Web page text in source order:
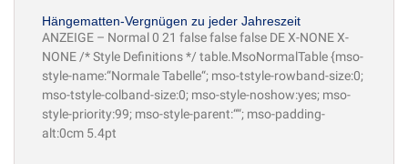
Hängematten-Vergnügen zu jeder Jahreszeit
ANZEIGE – Normal 0 21 false false false DE X-NONE X-
NONE /* Style Definitions */ table.MsoNormalTable {mso-
style-name:“Normale Tabelle“; mso-tstyle-rowband-size:0;
mso-tstyle-colband-size:0; mso-style-noshow:yes; mso-
style-priority:99; mso-style-parent:““; mso-padding-
alt:0cm 5.4pt